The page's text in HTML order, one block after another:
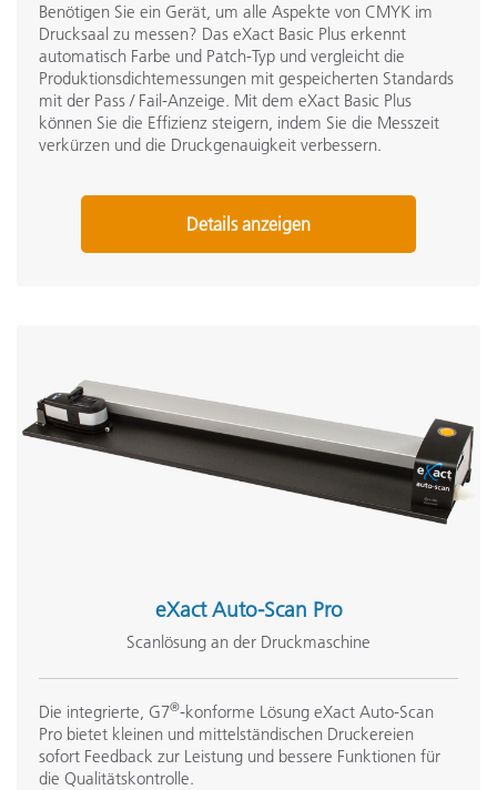
Benötigen Sie ein Gerät, um alle Aspekte von CMYK im
Drucksaal zu messen? Das eXact Basic Plus erkennt
automatisch Farbe und Patch-Typ und vergleicht die
Produktionsdichtemessungen mit gespeicherten Standards
mit der Pass / Fail-Anzeige. Mit dem eXact Basic Plus
können Sie die Effizienz steigern, indem Sie die Messzeit
verkürzen und die Druckgenauigkeit verbessern.
Details anzeigen
eXact Auto-Scan Pro
Scanlösung an der Druckmaschine
Die integrierte, G7®-konforme Lösung eXact Auto-Scan
Pro bietet kleinen und mittelständischen Druckereien
sofort Feedback zur Leistung und bessere Funktionen für
die Qualitätskontrolle.